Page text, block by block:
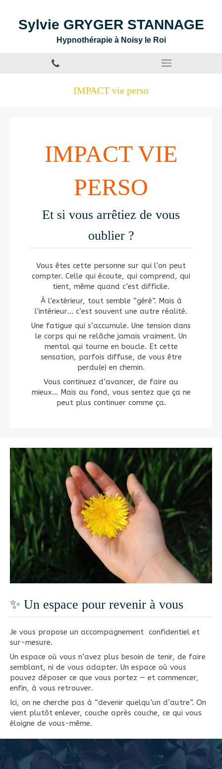
Sylvie GRYGER STANNAGE
Hypnothérapie à Noisy le Roi
IMPACT vie perso
IMPACT VIE
PERSO
Et si vous arrêtiez de vous
oublier ?
Vous êtes cette personne sur qui l’on peut
compter. Celle qui écoute, qui comprend, qui
tient, même quand c’est difficile.
À l’extérieur, tout semble “géré”. Mais à
l’intérieur… c’est souvent une autre réalité.
Une fatigue qui s’accumule. Une tension dans
le corps qui ne relâche jamais vraiment. Un
mental qui tourne en boucle. Et cette
sensation, parfois diffuse, de vous être
perdu(e) en chemin.
Vous continuez d’avancer, de faire au
mieux… Mais au fond, vous sentez que ça ne
peut plus continuer comme ça.
✨ Un espace pour revenir à vous
Je vous propose un accompagnement confidentiel et
sur-mesure.
Un espace où vous n’avez plus besoin de tenir, de faire
semblant, ni de vous adapter. Un espace où vous
pouvez déposer ce que vous portez — et commencer,
enfin, à vous retrouver.
Ici, on ne cherche pas à “devenir quelqu’un d’autre”. On
vient plutôt enlever, couche après couche, ce qui vous
éloigne de vous-même.